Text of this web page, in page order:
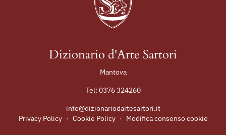
Dizionario d'Arte Sartori
Mantova
Tel: 0376 324260
info@dizionariodartesartori.it
Privacy Policy · Cookie Policy · Modifica consenso cookie